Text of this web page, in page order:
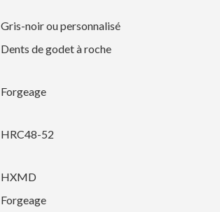
Gris-noir ou personnalisé
Dents de godet à roche
Forgeage
HRC48-52
HXMD
Forgeage